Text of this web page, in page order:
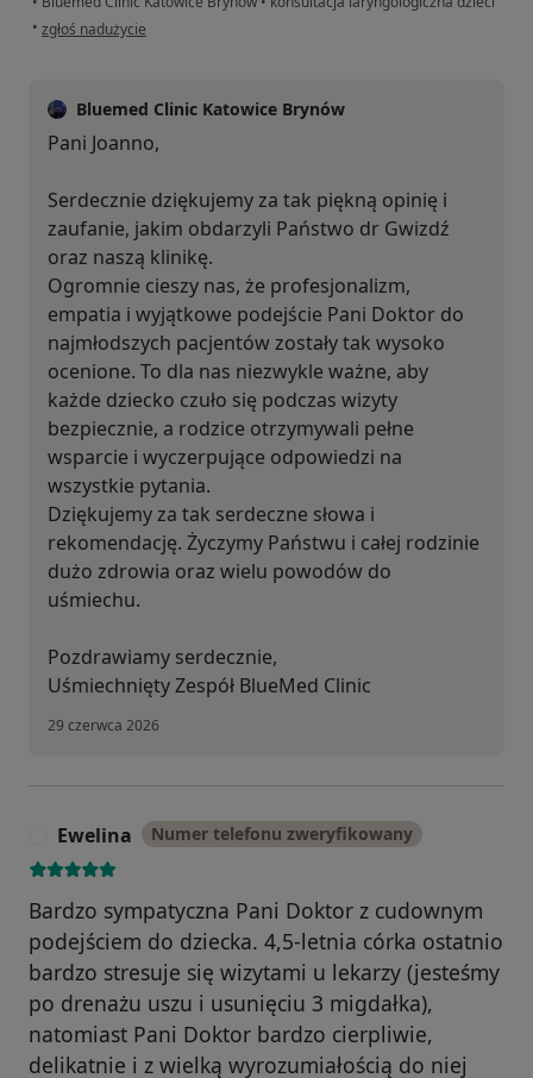
• w opinii użytkownika Asia
zgłoś nadużycie
Bluemed Clinic Katowice Brynów
Pani Joanno,
Serdecznie dziękujemy za tak piękną opinię i
zaufanie, jakim obdarzyli Państwo dr Gwizdź
oraz naszą klinikę.
Ogromnie cieszy nas, że profesjonalizm,
empatia i wyjątkowe podejście Pani Doktor do
najmłodszych pacjentów zostały tak wysoko
ocenione. To dla nas niezwykle ważne, aby
każde dziecko czuło się podczas wizyty
bezpiecznie, a rodzice otrzymywali pełne
wsparcie i wyczerpujące odpowiedzi na
wszystkie pytania.
Dziękujemy za tak serdeczne słowa i
rekomendację. Życzymy Państwu i całej rodzinie
dużo zdrowia oraz wielu powodów do
uśmiechu.
Pozdrawiamy serdecznie,
Uśmiechnięty Zespół BlueMed Clinic
29 czerwca 2026
Ewelina Numer telefonu zweryfikowany
Bardzo sympatyczna Pani Doktor z cudownym
podejściem do dziecka. 4,5-letnia córka ostatnio
bardzo stresuje się wizytami u lekarzy (jesteśmy
po drenażu uszu i usunięciu 3 migdałka),
natomiast Pani Doktor bardzo cierpliwie,
delikatnie i z wielką wyrozumiałością do niej